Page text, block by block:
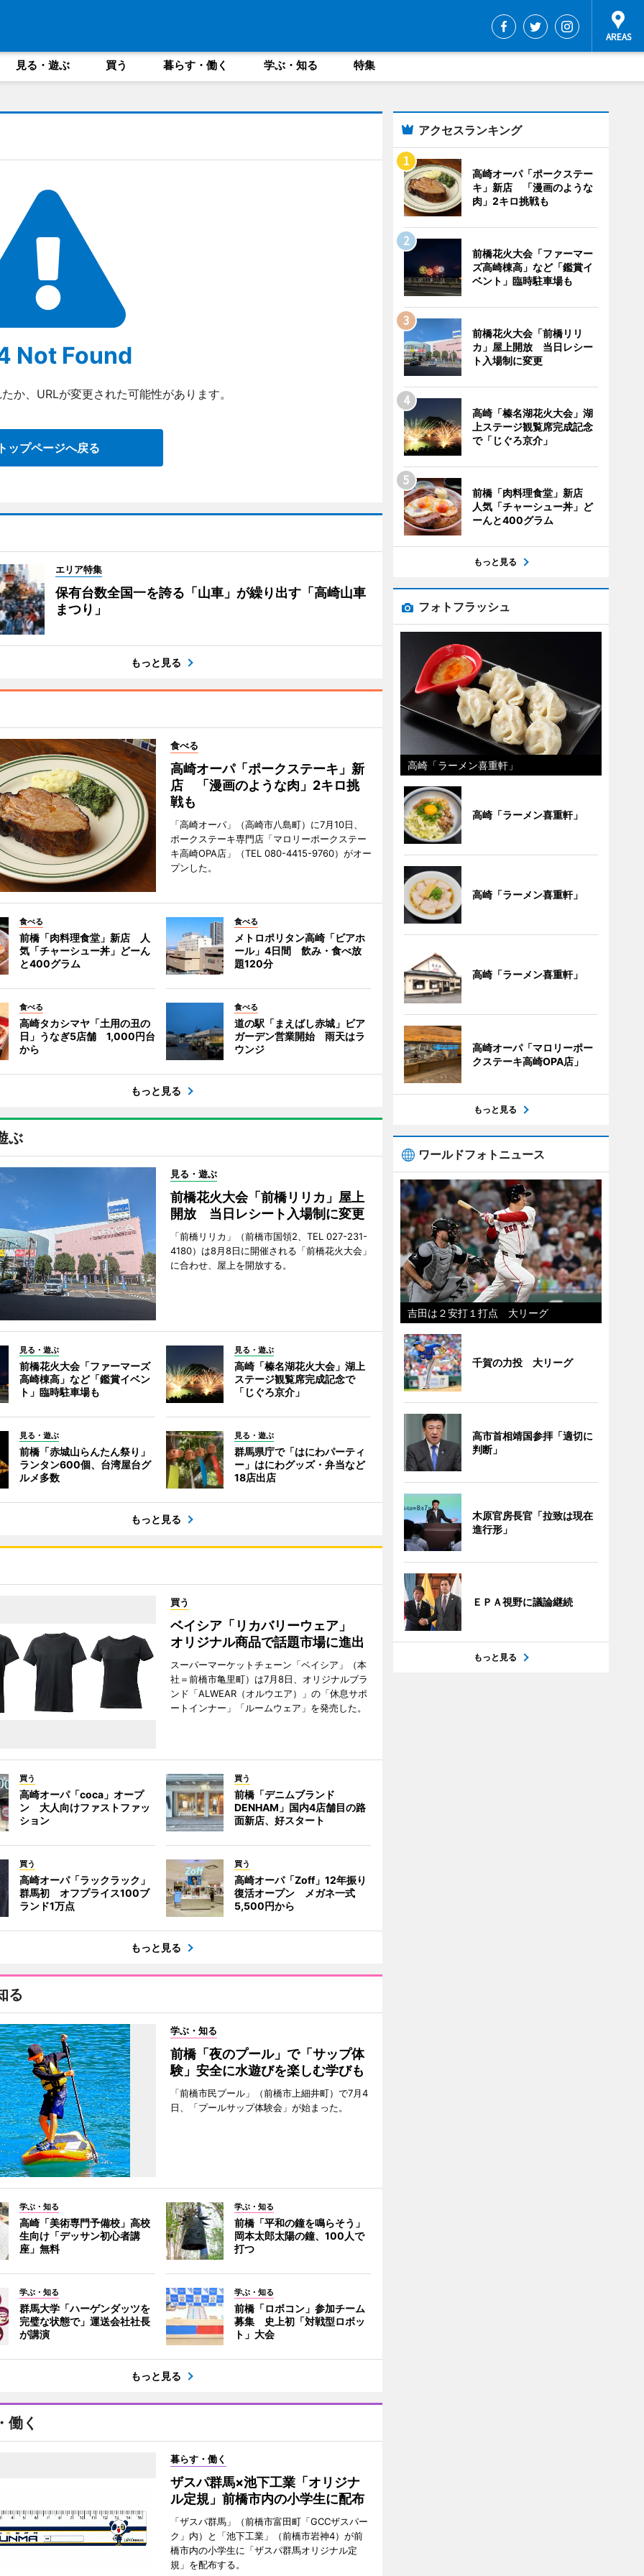
見る・遊ぶ 買う 暮らす・働く 学ぶ・知る 特集
Not Found
か、URLが変更された可能性があります。
ップページへ戻る
エリア特集
保有台数全国一を誇る「山車」が繰り出す「高崎山車
まつり」
もっと見る
食べる
高崎オーパ「ポークステーキ」新
店 「漫画のような肉」2キロ挑
戦も
「高崎オーパ」（高崎市八島町）に7月10日、
ポークステーキ専門店「マロリーポークステー
キ高崎OPA店」（TEL 080-4415-9760）がオー
プンした。
食べる
前橋「肉料理食堂」新店 人
気「チャーシュー丼」どーん
と400グラム
食べる
メトロポリタン高崎「ビアホ
ール」4日間 飲み・食べ放
題120分
食べる
高崎タカシマヤ「土用の丑の
日」うなぎ5店舗 1,000円台
から
食べる
道の駅「まえばし赤城」ビア
ガーデン営業開始 雨天はラ
ウンジ
もっと見る
ぶ
見る・遊ぶ
前橋花火大会「前橋リリカ」屋上
開放 当日レシート入場制に変更
「前橋リリカ」（前橋市国領2、TEL 027-231-
4180）は8月8日に開催される「前橋花火大会」
に合わせ、屋上を開放する。
見る・遊ぶ
前橋花火大会「ファーマーズ
高崎棟高」など「鑑賞イベン
ト」臨時駐車場も
見る・遊ぶ
高崎「榛名湖花火大会」湖上
ステージ観覧席完成記念で
「じぐろ京介」
見る・遊ぶ
前橋「赤城山らんたん祭り」
ランタン600個、台湾屋台グ
ルメ多数
見る・遊ぶ
群馬県庁で「はにわパーティ
ー」はにわグッズ・弁当など
18店出店
もっと見る
買う
ベイシア「リカバリーウェア」
オリジナル商品で話題市場に進出
スーパーマーケットチェーン「ベイシア」（本
社＝前橋市亀里町）は7月8日、オリジナルブラ
ンド「ALWEAR（オルウエア）」の「休息サポ
ートインナー」「ルームウェア」を発売した。
買う
高崎オーパ「coca」オープ
ン 大人向けファストファッ
ション
買う
前橋「デニムブランド
DENHAM」国内4店舗目の路
面新店、好スタート
買う
高崎オーパ「ラックラック」
群馬初 オフプライス100ブ
ランド1万点
買う
高崎オーパ「Zoff」12年振り
復活オープン メガネ一式
5,500円から
もっと見る
る
学ぶ・知る
前橋「夜のプール」で「サップ体
験」安全に水遊びを楽しむ学びも
「前橋市民プール」（前橋市上細井町）で7月4
日、「プールサップ体験会」が始まった。
学ぶ・知る
高崎「美術専門予備校」高校
生向け「デッサン初心者講
座」無料
学ぶ・知る
前橋「平和の鐘を鳴らそう」
岡本太郎太陽の鐘、100人で
打つ
学ぶ・知る
群馬大学「ハーゲンダッツを
完璧な状態で」運送会社社長
が講演
学ぶ・知る
前橋「ロボコン」参加チーム
募集 史上初「対戦型ロボッ
ト」大会
もっと見る
働く
暮らす・働く
ザスパ群馬×池下工業「オリジナ
ル定規」前橋市内の小学生に配布
「ザスパ群馬」（前橋市富田町「GCCザスパー
ク」内）と「池下工業」（前橋市岩神4）が前
橋市内の小学生に「ザスパ群馬オリジナル定
規」を配布する。
アクセスランキング
高崎オーパ「ポークステー
キ」新店 「漫画のような
肉」2キロ挑戦も
前橋花火大会「ファーマー
ズ高崎棟高」など「鑑賞イ
ベント」臨時駐車場も
前橋花火大会「前橋リリ
カ」屋上開放 当日レシー
ト入場制に変更
高崎「榛名湖花火大会」湖
上ステージ観覧席完成記念
で「じぐろ京介」
前橋「肉料理食堂」新店
人気「チャーシュー丼」ど
ーんと400グラム
もっと見る
フォトフラッシュ
高崎「ラーメン喜重軒」
高崎「ラーメン喜重軒」
高崎「ラーメン喜重軒」
高崎「ラーメン喜重軒」
高崎オーパ「マロリーポー
クステーキ高崎OPA店」
もっと見る
ワールドフォトニュース
吉田は２安打１打点 大リーグ
千賀の力投 大リーグ
高市首相靖国参拝「適切に
判断」
木原官房長官「拉致は現在
進行形」
ＥＰＡ視野に議論継続
もっと見る